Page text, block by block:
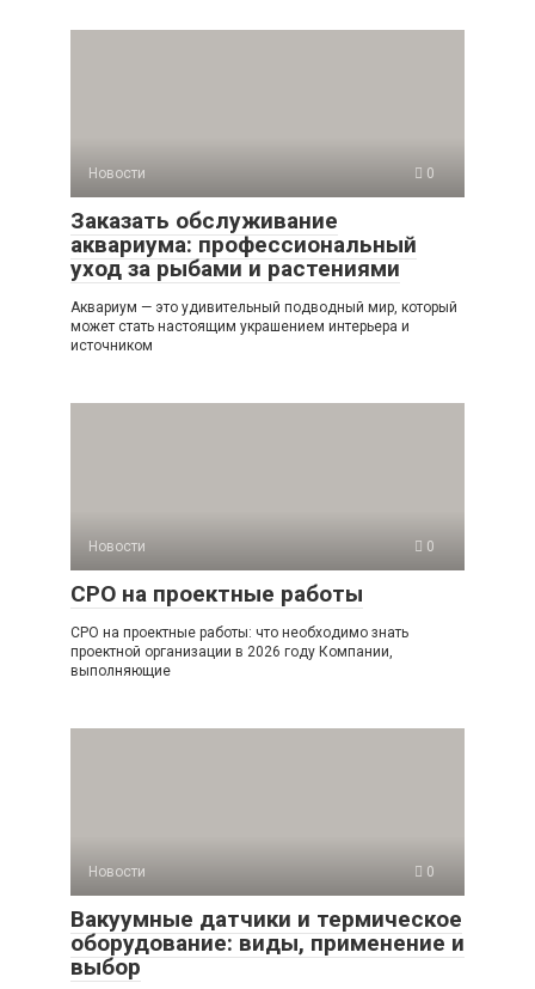
Новости 0
Заказать обслуживание
аквариума: профессиональный
уход за рыбами и растениями
Аквариум — это удивительный подводный мир, который
может стать настоящим украшением интерьера и
источником
Новости 0
СРО на проектные работы
СРО на проектные работы: что необходимо знать
проектной организации в 2026 году Компании,
выполняющие
Новости 0
Вакуумные датчики и термическое
оборудование: виды, применение и
выбор